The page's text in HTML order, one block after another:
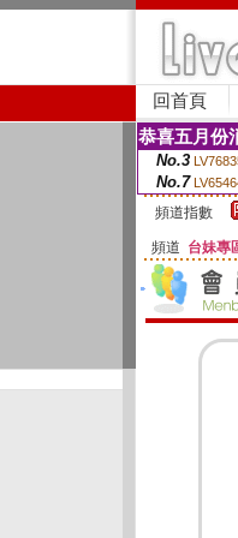
回首頁
恭喜五月份
No.3
No.7
頻道指數
頻道 台妹專